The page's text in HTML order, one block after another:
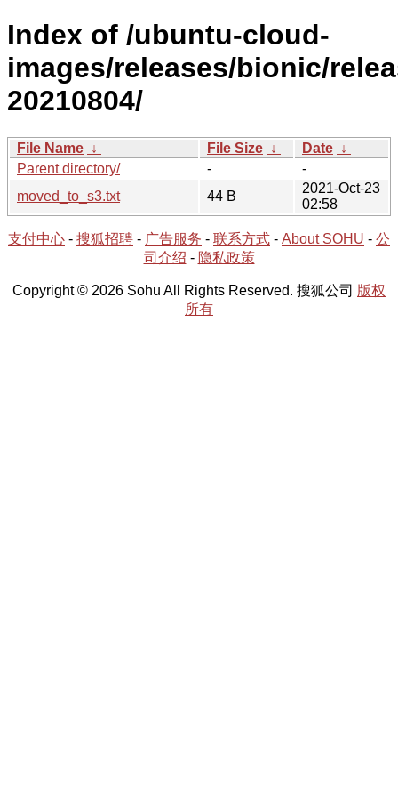
Index of /ubuntu-cloud-
images/releases/bionic/
20210804/
File Name ↓ File Size ↓ Date ↓
Parent directory/
-
-
moved_to_s3.txt
44 B
2021-Oct-23
02:58
支付中心 - 搜狐招聘 - 广告服务 - 联系方式 - About SOHU - 公
司介绍 - 隐私政策
Copyright © 2026 Sohu All Rights Reserved. 搜狐公司 版权
所有